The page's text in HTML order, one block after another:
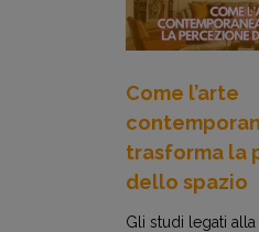
Come l’arte
trasforma la
dello spazio
Gli studi legati